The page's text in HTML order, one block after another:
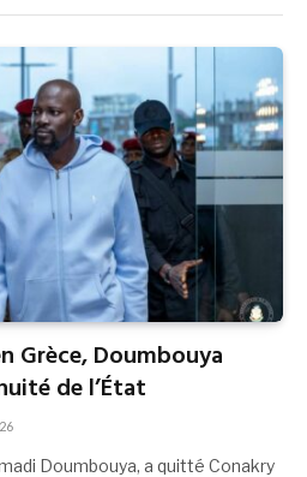
Grèce, Doumbouya
de l’État
Doumbouya, a quitté Conakry